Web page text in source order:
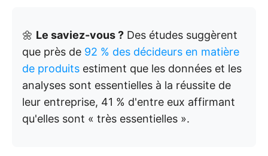
🌼 Le saviez-vous ? Des études suggèrent
que près de 92 % des décideurs en matière
de produits estiment que les données et les
analyses sont essentielles à la réussite de
leur entreprise, 41 % d'entre eux affirmant
qu'elles sont « très essentielles ».